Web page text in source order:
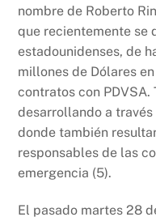
nombre de Roberto
que recientemente se
estadounidenses, de
millones de Dólares
contratos con PDVSA.
desarrollando a
donde también
responsables de las
emergencia (5).
El pasado martes 28